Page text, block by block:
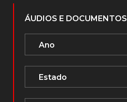
ÁUDIOS E DOCUMENTOS